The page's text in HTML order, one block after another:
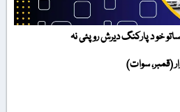
خو د پارکنگ دیرش روپئی نہ
(قمبر، سوات)